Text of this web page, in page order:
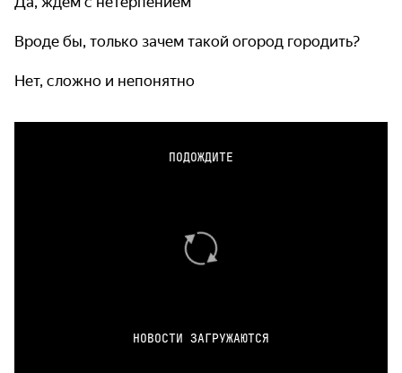
Вроде бы, только зачем такой огород городить?
Нет, сложно и непонятно
ПОДОЖДИТЕ
НОВОСТИ ЗАГРУЖАЮТСЯ